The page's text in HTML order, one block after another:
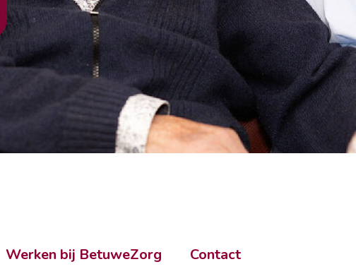
Werken bij BetuweZorg Contact